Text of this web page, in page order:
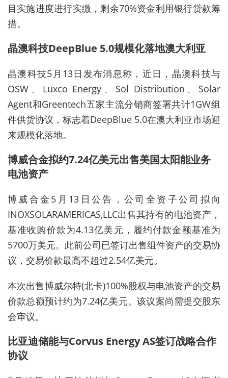
目实施进度进行实缴，剩余70%资金利用银行贷款筹
措。
晶澳科技DeepBlue 5.0规模化落地澳大利亚
晶澳科技5月13日发布消息称，近日，晶澳科技与
OSW、Luxco Energy、Sol Distribution、Solar
Agent和Greentech五家主流分销商签署共计1GW组
件供货协议，标志着DeepBlue 5.0在澳大利亚市场迎
来规模化落地。
博威合金拟约7.24亿美元出售美国太阳能业务
电池资产
博威合金5月13日公告，公司全资子公司拟向
INOXSOLARAMERICAS,LLC出售其持有的电池资产，
基准收购价款为4.13亿美元，履约付款金额基准为
5700万美元。此前公司已签订出售组件资产的交易协
议，交易价款最高不超过2.54亿美元。
本次出售博威尔特(北卡)100%股权与电池资产的交易
价款总额预计约为7.24亿美元。该议案尚需提交股东
会审议。
比亚迪储能与Corvus Energy AS签订战略合作
协议